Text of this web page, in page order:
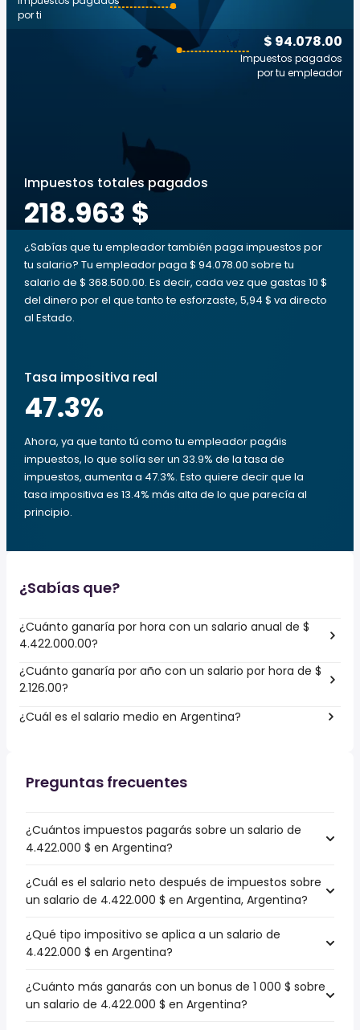
$ 94.078.00
Impuestos pagados
por tu empleador
por ti
Impuestos totales pagados
218.963 $
¿Sabías que tu empleador también paga impuestos por
tu salario? Tu empleador paga $ 94.078.00 sobre tu
salario de $ 368.500.00. Es decir, cada vez que gastas 10 $
del dinero por el que tanto te esforzaste, 5,94 $ va directo
al Estado.
Tasa impositiva real
47.3%
Ahora, ya que tanto tú como tu empleador pagáis
impuestos, lo que solía ser un 33.9% de la tasa de
impuestos, aumenta a 47.3%. Esto quiere decir que la
tasa impositiva es 13.4% más alta de lo que parecía al
principio.
¿Sabías que?
¿Cuánto ganaría por hora con un salario anual de $
4.422.000.00?
¿Cuánto ganaría por año con un salario por hora de $
2.126.00?
¿Cuál es el salario medio en Argentina?
Preguntas frecuentes
¿Cuántos impuestos pagarás sobre un salario de
4.422.000 $ en Argentina?
¿Cuál es el salario neto después de impuestos sobre
un salario de 4.422.000 $ en Argentina, Argentina?
¿Qué tipo impositivo se aplica a un salario de
4.422.000 $ en Argentina?
¿Cuánto más ganarás con un bonus de 1 000 $ sobre
un salario de 4.422.000 $ en Argentina?